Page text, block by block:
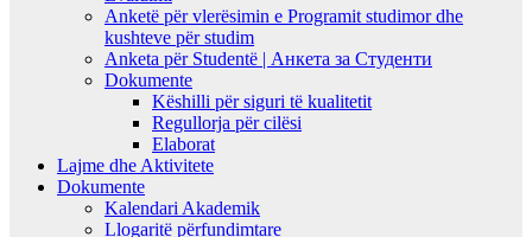
Anketë për vlerësimin e Programit studimor dhe
kushteve për studim
Anketa për Studentë | Анкета за Студенти
Dokumente
Këshilli për siguri të kualitetit
Regullorja për cilësi
Elaborat
Lajme dhe Aktivitete
Dokumente
Kalendari Akademik
Llogaritë përfundimtare